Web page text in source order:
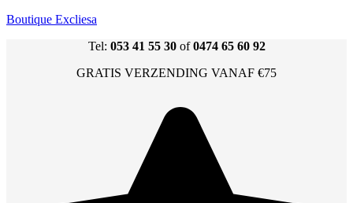
Boutique Excliesa
Tel: 053 41 55 30of0474 65 60 92
GRATIS VERZENDING VANAF €75